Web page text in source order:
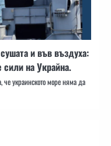
и във въздуха:
на Украйна.
че украинското море няма да